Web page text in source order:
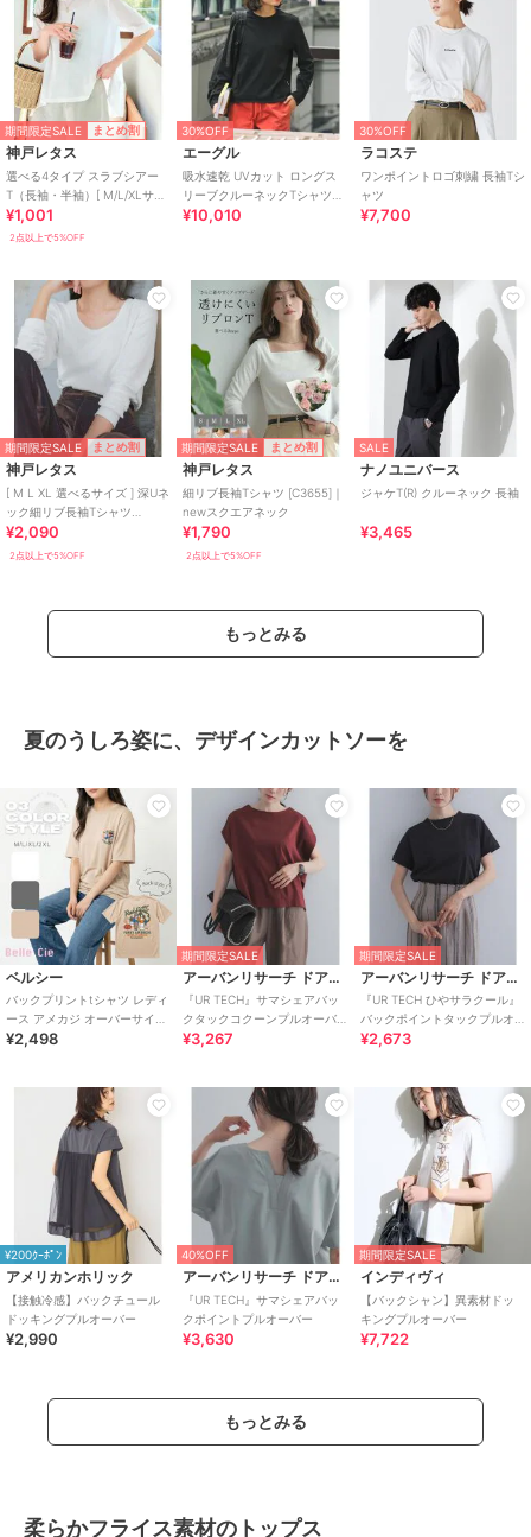
期間限定SALE まとめ割
神戸レタス
選べる4タイプ スラブシアー
T（長袖・半袖）[ M/L/XLサイ
ズ ] [C7325]
¥1,001
2点以上で5%OFF
30%OFF
エーグル
吸水速乾 UVカット ロングス
リーブクルーネックTシャツ
RP 長袖Tシャツ
¥10,010
30%OFF
ラコステ
ワンポイントロゴ刺繍 長袖Tシ
ャツ
¥7,700
期間限定SALE まとめ割
神戸レタス
[ M L XL 選べるサイズ ] 深Uネ
ック細リブ長袖Tシャツ
[C7316]
¥2,090
2点以上で5%OFF
期間限定SALE まとめ割
神戸レタス
細リブ長袖Tシャツ [C3655]｜
newスクエアネック
¥1,790
2点以上で5%OFF
SALE
ナノユニバース
ジャケT(R) クルーネック 長袖
¥3,465
もっとみる
夏のうしろ姿に、デザインカットソーを
ベルシー
バックプリントtシャツ レディ
ース アメカジ オーバーサイズ
半袖 レトロ 大きいサイズ
¥2,498
期間限定SALE
アーバンリサーチ ドアーズ
『UR TECH』サマシェアバッ
クタックコクーンプルオーバ
ー
¥3,267
期間限定SALE
アーバンリサーチ ドアーズ
『UR TECH ひやサラクール』
バックポイントタックプルオ
ーバー
¥2,673
¥200ｸｰﾎﾟﾝ
アメリカンホリック
【接触冷感】バックチュール
ドッキングプルオーバー
¥2,990
40%OFF
アーバンリサーチ ドアーズ
『UR TECH』サマシェアバッ
クポイントプルオーバー
¥3,630
期間限定SALE
インディヴィ
【バックシャン】異素材ドッ
キングプルオーバー
¥7,722
もっとみる
柔らかフライス素材のトップス